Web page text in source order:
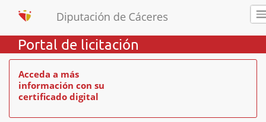
Portal de licitación
Acceda a más
información con su
certificado digital